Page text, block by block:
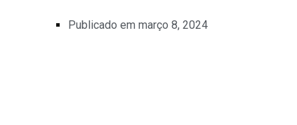
Publicado em março 8, 2024